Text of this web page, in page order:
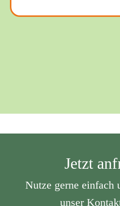
Jetzt
Nutze gerne einfach
unser